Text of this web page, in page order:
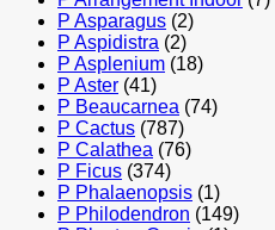
P Asparagus (2)
P Aspidistra (2)
P Asplenium (18)
P Aster (41)
P Beaucarnea (74)
P Cactus (787)
P Calathea (76)
P Ficus (374)
P Phalaenopsis (1)
P Philodendron (149)